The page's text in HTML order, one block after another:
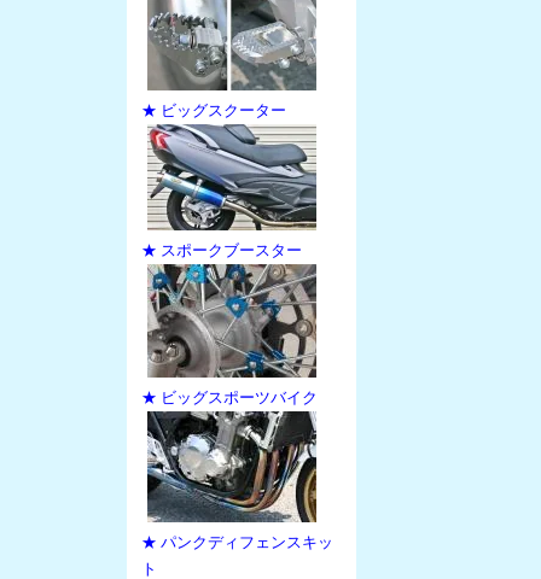
★ ビッグスクーター
★ スポークブースター
★ ビッグスポーツバイク
★ パンクディフェンスキッ
ト